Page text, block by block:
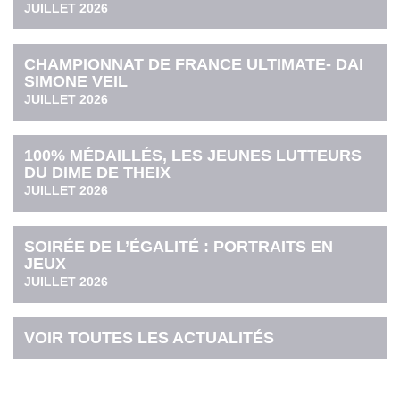
JUILLET 2026
CHAMPIONNAT DE FRANCE ULTIMATE- DAI
SIMONE VEIL
JUILLET 2026
100% MÉDAILLÉS, LES JEUNES LUTTEURS
DU DIME DE THEIX
JUILLET 2026
SOIRÉE DE L’ÉGALITÉ : PORTRAITS EN
JEUX
JUILLET 2026
VOIR TOUTES LES ACTUALITÉS